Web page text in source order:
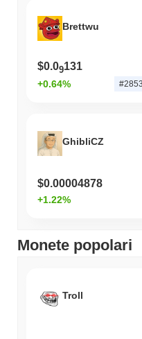
un guadagno del
.
nell'azione del prezzo di
ampio.
Brettwu
$0.09131
+0.64% #2853
GhibliCZ
$0.00004878
+1.22%
Monete popolari
Troll